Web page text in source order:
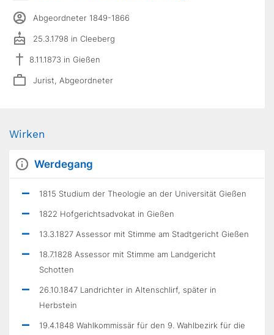
Abgeordneter 1849-1866
25.3.1798 in Cleeberg
8.11.1873 in Gießen
Jurist, Abgeordneter
Wirken
Werdegang
1815 Studium der Theologie an der Universität Gießen
1822 Hofgerichtsadvokat in Gießen
13.3.1827 Assessor mit Stimme am Stadtgericht Gießen
18.7.1828 Assessor mit Stimme am Landgericht
Schotten
26.10.1847 Landrichter in Altenschlirf, später in
Herbstein
19.4.1848 Wahlkommissär für den 9. Wahlbezirk für die